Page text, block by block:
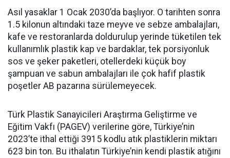
Asıl yasaklar 1 Ocak 2030’da başlıyor. O tarihten sonra
1.5 kilonun altındaki taze meyve ve sebze ambalajları,
kafe ve restoranlarda doldurulup yerinde tüketilen tek
kullanımlık plastik kap ve bardaklar, tek porsiyonluk
sos ve şeker paketleri, otellerdeki küçük boy
şampuan ve sabun ambalajları ile çok hafif plastik
poşetler AB pazarına sürülemeyecek.
Türk Plastik Sanayicileri Araştırma Geliştirme ve
Eğitim Vakfı (PAGEV) verilerine göre, Türkiye’nin
2023’te ithal ettiği 3915 kodlu atık plastiklerin miktarı
623 bin ton. Bu ithalatın Türkiye’nin kendi plastik atığını